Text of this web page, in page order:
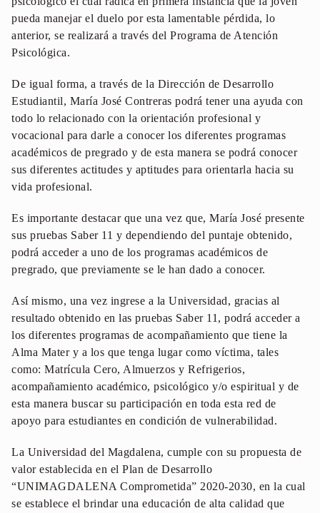
pueda manejar el duelo por esta lamentable pérdida, lo
anterior, se realizará a través del Programa de Atención
Psicológica.
De igual forma, a través de la Dirección de Desarrollo
Estudiantil, María José Contreras podrá tener una ayuda con
todo lo relacionado con la orientación profesional y
vocacional para darle a conocer los diferentes programas
académicos de pregrado y de esta manera se podrá conocer
sus diferentes actitudes y aptitudes para orientarla hacia su
vida profesional.
Es importante destacar que una vez que, María José presente
sus pruebas Saber 11 y dependiendo del puntaje obtenido,
podrá acceder a uno de los programas académicos de
pregrado, que previamente se le han dado a conocer.
Así mismo, una vez ingrese a la Universidad, gracias al
resultado obtenido en las pruebas Saber 11, podrá acceder a
los diferentes programas de acompañamiento que tiene la
Alma Mater y a los que tenga lugar como víctima, tales
como: Matrícula Cero, Almuerzos y Refrigerios,
acompañamiento académico, psicológico y/o espiritual y de
esta manera buscar su participación en toda esta red de
apoyo para estudiantes en condición de vulnerabilidad.
La Universidad del Magdalena, cumple con su propuesta de
valor establecida en el Plan de Desarrollo
“UNIMAGDALENA Comprometida” 2020-2030, en la cual
se establece el brindar una educación de alta calidad que